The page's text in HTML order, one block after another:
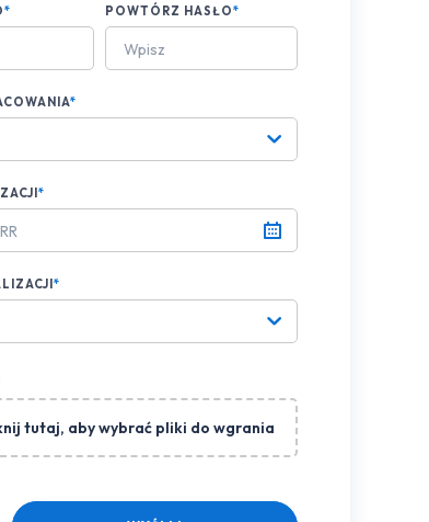
* POWTÓRZ HASŁO*
*
*
*
tutaj, aby wybrać pliki do wgrania